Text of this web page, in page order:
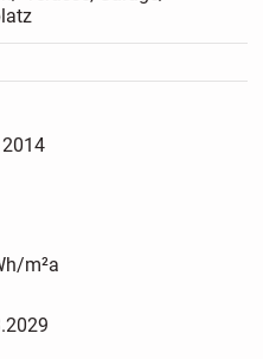
Dann vereinbaren Sie
mit uns!
2014
m²a